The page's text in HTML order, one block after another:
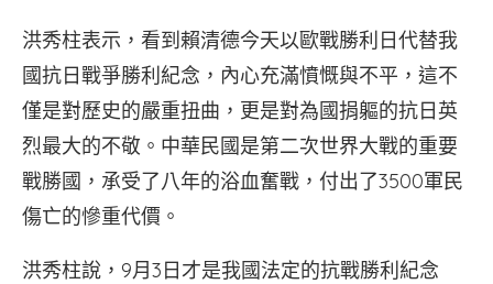
洪秀柱表示，看到賴清德今天以歐戰勝利日代替我
國抗日戰爭勝利紀念，內心充滿憤慨與不平，這不
僅是對歷史的嚴重扭曲，更是對為國捐軀的抗日英
烈最大的不敬。中華民國是第二次世界大戰的重要
戰勝國，承受了八年的浴血奮戰，付出了3500軍民
傷亡的慘重代價。
洪秀柱說，9月3日才是我國法定的抗戰勝利紀念